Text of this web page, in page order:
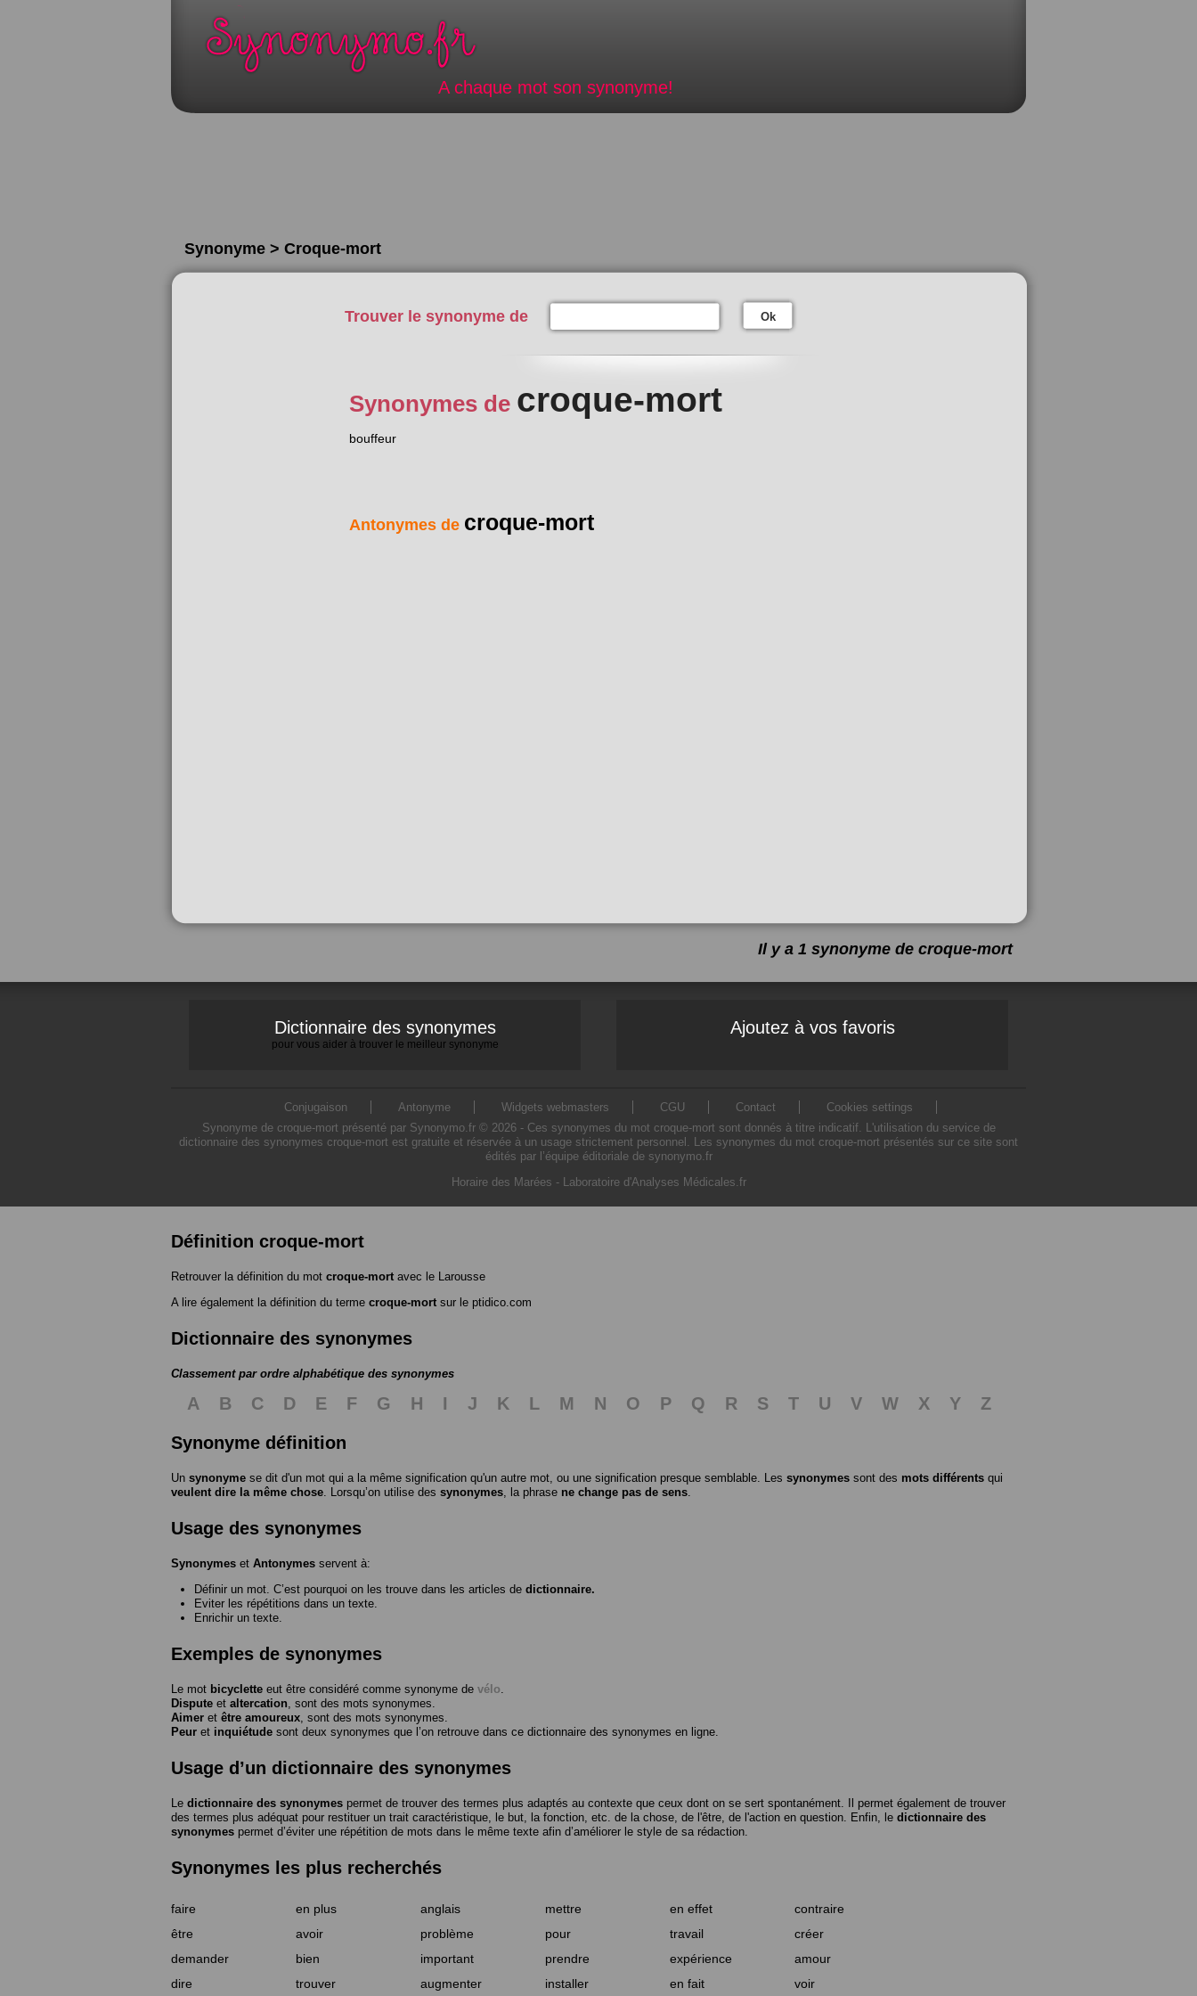
A chaque mot son synonyme!
Synonyme > Croque-mort
Trouver le synonyme de Ok
Synonymes de croque-mort
bouffeur
Antonymes de croque-mort
Il y a 1 synonyme de croque-mort
Dictionnaire des synonymes
pour vous aider à trouver le meilleur synonyme
Ajoutez à vos favoris
Conjugaison Antonyme Widgets webmasters CGU Contact
Cookies settings
Synonyme de croque-mort présenté par Synonymo.fr © 2026 - Ces synonymes du mot croque-mort sont donnés à titre indicatif. L'utilisation du service de
dictionnaire des synonymes croque-mort est gratuite et réservée à un usage strictement personnel. Les synonymes du mot croque-mort présentés sur ce site sont
édités par l’équipe éditoriale de synonymo.fr
Horaire des Marées - Laboratoire d'Analyses Médicales.fr
Définition croque-mort
Retrouver la définition du mot croque-mort avec le Larousse
A lire également la définition du terme croque-mort sur le ptidico.com
Dictionnaire des synonymes
Classement par ordre alphabétique des synonymes
A B C D E F G H I J K L M N O P Q R S T U V W X Y
Z
Synonyme définition
Un synonyme se dit d'un mot qui a la même signification qu'un autre mot, ou une signification presque semblable. Les synonymes sont des mots différents qui
veulent dire la même chose . Lorsqu’on utilise des synonymes , la phrase ne change pas de sens
Usage des synonymes
Synonymes et Antonymes servent à:
Définir un mot. C’est pourquoi on les trouve dans les articles de dictionnaire.
Eviter les répétitions dans un texte.
Enrichir un texte.
Exemples de synonymes
Le mot bicyclette eut être considéré comme synonyme de vélo
Dispute et altercation , sont des mots synonymes.
Aimer et être amoureux , sont des mots synonymes.
Peur et inquiétude sont deux synonymes que l’on retrouve dans ce dictionnaire des synonymes en ligne.
Usage d’un dictionnaire des synonymes
Le dictionnaire des synonymes permet de trouver des termes plus adaptés au contexte que ceux dont on se sert spontanément. Il permet également de trouver
des termes plus adéquat pour restituer un trait caractéristique, le but, la fonction, etc. de la chose, de l'être, de l'action en question. Enfin, le dictionnaire des
synonymes permet d’éviter une répétition de mots dans le même texte afin d’améliorer le style de sa rédaction.
Synonymes les plus recherchés
faire en plus anglais mettre en effet
contraire
être
avoir problème pour travail
créer
demander
bien important prendre expérience
amour
dire
trouver augmenter installer en fait voir